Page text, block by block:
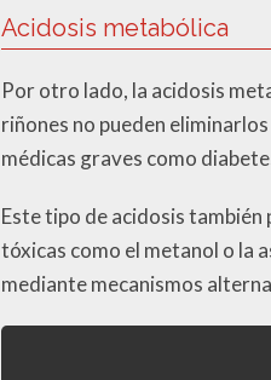
Acidosis metabólica
Por otro lado, la acidosis
riñones no pueden
médicas graves como
Este tipo de acidosis
tóxicas como el metanol o la
mediante mecanismos